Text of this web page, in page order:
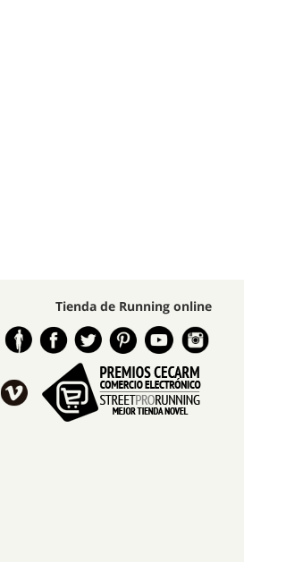
Tienda de Running online